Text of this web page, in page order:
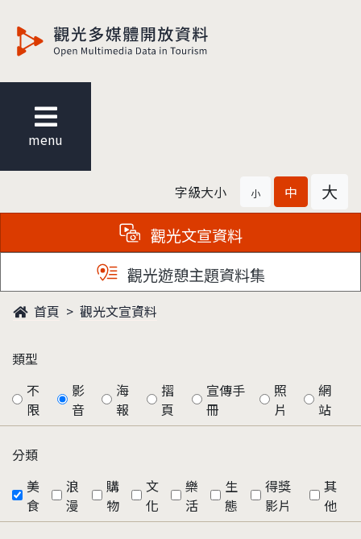
menu
字級大小 小 中 大
觀光文宣資料
觀光遊憩主題資料集
首頁 觀光文宣資料
類型
不
限
影
音
海
報
摺
頁
宣傳手
冊
照
片
網
站
分類
美
食
浪
漫
購
物
文
化
樂
活
生
態
得獎
影片
其
他